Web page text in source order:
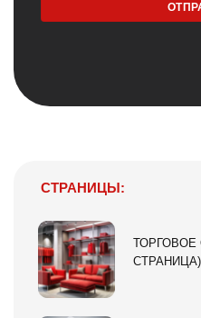
СТРАНИЦЫ:
ТОРГОВОЕ
СТРАНИЦА)